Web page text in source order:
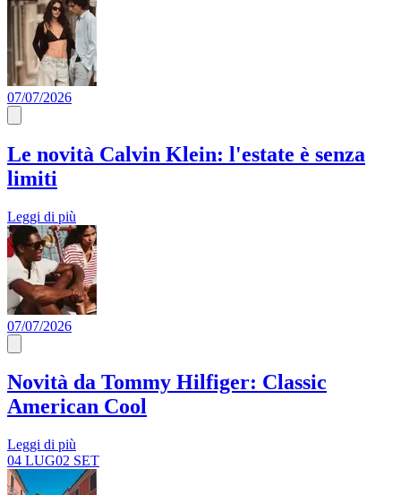
07/07/2026
Le novità Calvin Klein: l'estate è senza
limiti
Leggi di più
07/07/2026
Novità da Tommy Hilfiger: Classic
American Cool
Leggi di più
04 LUG02 SET